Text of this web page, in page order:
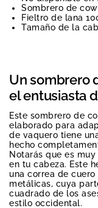
Sombrero de
Fieltro de lana
Tamaño de la
Un sombrero
el entusiasta
Este sombrero de
elaborado para
de vaquero tiene
hecho
Notarás que es
en tu cabeza. Este
una correa de
metálicas, cuya
cuadrado de los
estilo occidental.